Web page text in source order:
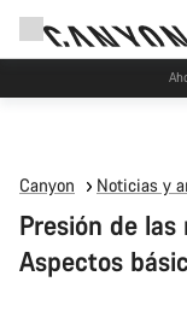
Canyon Noticias y
Presión de
Aspectos